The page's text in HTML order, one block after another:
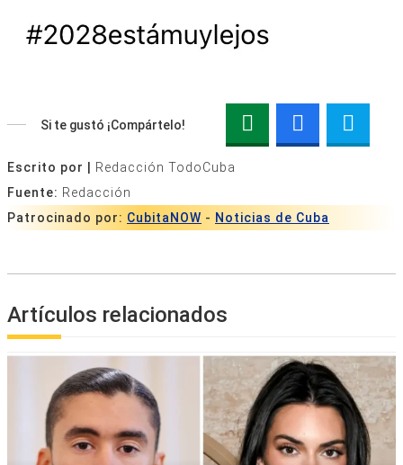
Si te gustó ¡Compártelo!
Escrito por |
Redacción TodoCuba
Fuente: Redacción
Patrocinado por: CubitaNOW - Noticias de Cuba
Artículos relacionados